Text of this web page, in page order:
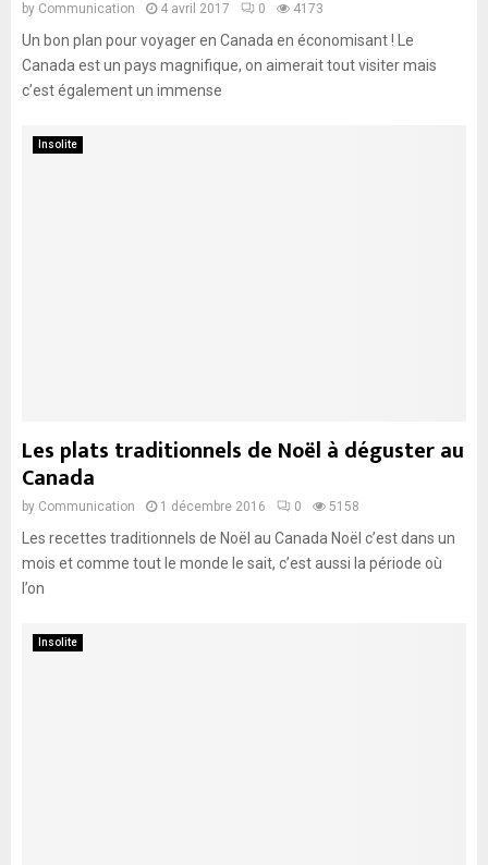
by Communication 4 avril 2017 0 4173
Un bon plan pour voyager en Canada en économisant ! Le
Canada est un pays magnifique, on aimerait tout visiter mais
c’est également un immense
Insolite
Les plats traditionnels de Noël à déguster au
Canada
by Communication 1 décembre 2016 0 5158
Les recettes traditionnels de Noël au Canada Noël c’est dans un
mois et comme tout le monde le sait, c’est aussi la période où
l’on
Insolite